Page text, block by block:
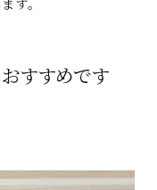
すすめです